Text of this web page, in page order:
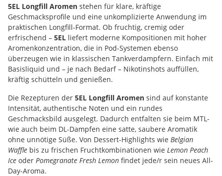
5EL Longfill Aromen stehen für klare, kräftige
Geschmacksprofile und eine unkomplizierte Anwendung im
praktischen Longfill-Format. Ob fruchtig, cremig oder
erfrischend – 5EL liefert moderne Kompositionen mit hoher
Aromenkonzentration, die in Pod-Systemen ebenso
überzeugen wie in klassischen Tankverdampfern. Einfach mit
Basisliquid und – je nach Bedarf – Nikotinshots auffüllen,
kräftig schütteln und genießen.
Die Rezepturen der 5EL Longfill Aromen sind auf konstante
Intensität, authentische Noten und ein rundes
Geschmacksbild ausgelegt. Dadurch entfalten sie beim MTL-
wie auch beim DL-Dampfen eine satte, saubere Aromatik
ohne unnötige Süße. Von Dessert-Highlights wie Belgian
Waffle bis zu frischen Fruchtkombinationen wie Lemon Peach
Ice oder Pomegranate Fresh Lemon findet jede/r sein neues All-
Day-Aroma.